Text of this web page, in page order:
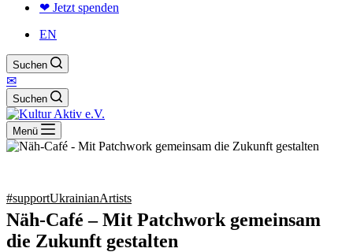
❤ Jetzt spenden
EN
Suchen
✉
Suchen
Menü
#supportUkrainianArtists
Näh-Café – Mit Patchwork gemeinsam
die Zukunft gestalten